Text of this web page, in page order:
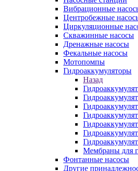
Вибрационные
Центробежные
Циркуляционные
Скважинные насосы
Дренажные насосы
Фекальные насосы
Мотопомпы
Гидроаккумуляторы
Назад
Мембраны для
Фонтанные насосы
Другие